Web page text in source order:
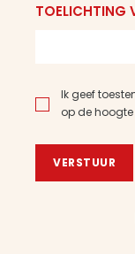
TOELICHTING
Ik geef
op de
VERSTUUR